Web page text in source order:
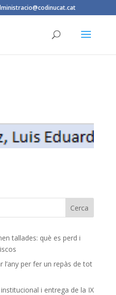
tallades: què es perd i
l’any per fer un repàs de tot
i entrega de la IX